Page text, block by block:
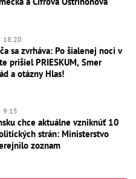
18:20
sa zvrháva: Po šialenej noci v
prišiel PRIESKUM, Smer
a otázny Hlas!
9:15
chce aktuálne vzniknúť 10
strán: Ministerstvo
zoznam